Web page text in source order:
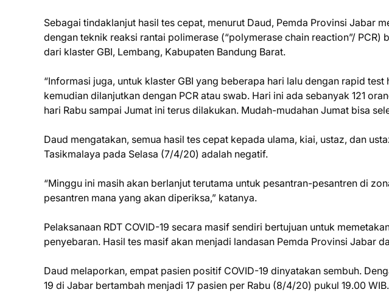
Sebagai tindaklanjut hasil tes cepat, menurut Daud, Pemda Provinsi Jabar
dengan teknik reaksi rantai polimerase (“polymerase chain reaction”/ PCR)
dari klaster GBI, Lembang, Kabupaten Bandung Barat.
“Informasi juga, untuk klaster GBI yang beberapa hari lalu dengan rapid
kemudian dilanjutkan dengan PCR atau swab. Hari ini ada sebanyak 121
hari Rabu sampai Jumat ini terus dilakukan. Mudah-mudahan Jumat bisa
Daud mengatakan, semua hasil tes cepat kepada ulama, kiai, ustaz, dan
Tasikmalaya pada Selasa (7/4/20) adalah negatif.
“Minggu ini masih akan berlanjut terutama untuk pesantran-pesantren di
pesantren mana yang akan diperiksa,” katanya.
Pelaksanaan RDT COVID-19 secara masif sendiri bertujuan untuk
penyebaran. Hasil tes masif akan menjadi landasan Pemda Provinsi Jabar
Daud melaporkan, empat pasien positif COVID-19 dinyatakan sembuh.
19 di Jabar bertambah menjadi 17 pasien per Rabu (8/4/20) pukul 19.00 WIB.